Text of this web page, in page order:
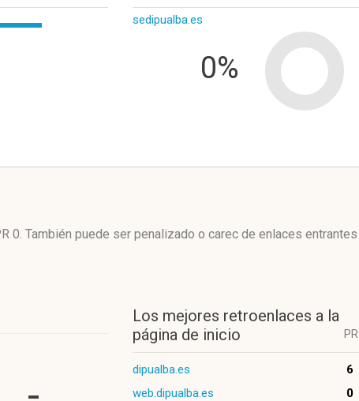
sedipualba.es
0%
0. También puede ser penalizado o carec de enlaces entrantes
Los mejores retroenlaces a la
página de inicio
PR
dipualba.es
6
web.dipualba.es
0